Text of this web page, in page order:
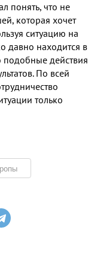
понять, что не
, которая хочет
ситуацию на
давно находится в
подобные действия
. По всей
только